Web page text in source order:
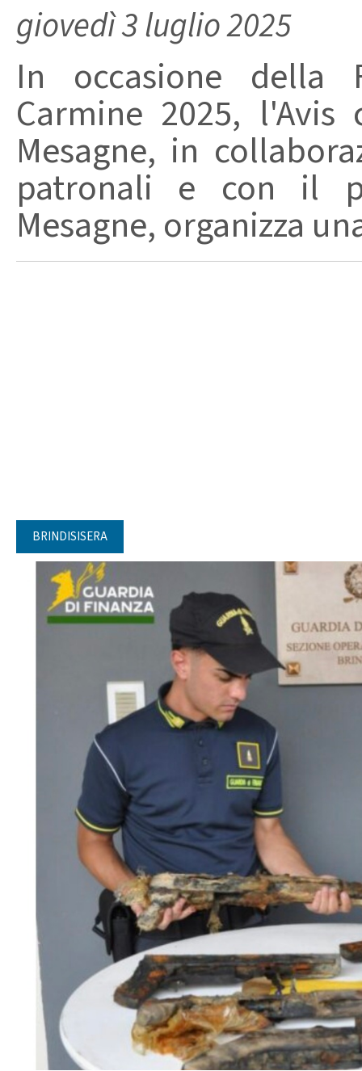
giovedì 3 luglio 2025
In occasione della
Carmine 2025,
Mesagne, in
patronali e con il
Mesagne, organizza
BRINDISISERA